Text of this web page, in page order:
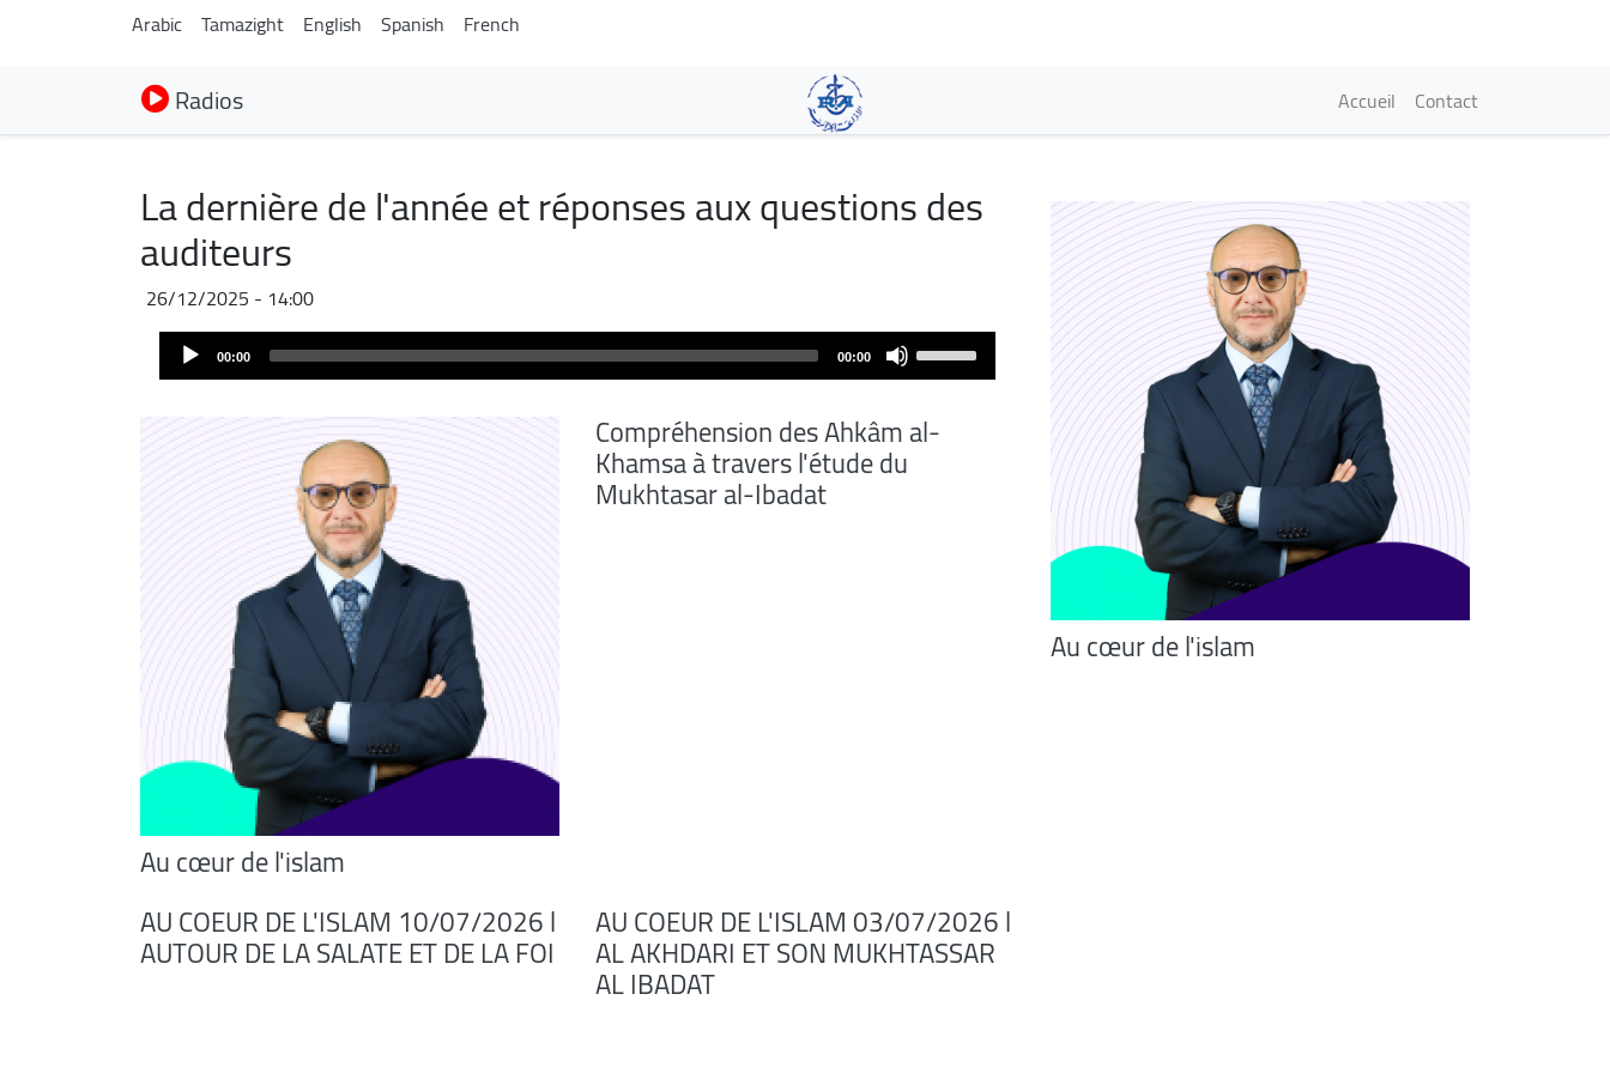
contenu
principal
Arabic Tamazight English Spanish French
Radios Navigation
Accueil Contact
La dernière de l'année et réponses aux questions des
auditeurs
26/12/2025 - 14:00
Audio
Player 00:00 00:00
keys
Au cœur de l'islam
Compréhension des Ahkâm al-
Khamsa à travers l'étude du
Mukhtasar al-Ibadat
AU COEUR DE L'ISLAM 10/07/2026 l
AUTOUR DE LA SALATE ET DE LA FOI
AU COEUR DE L'ISLAM 03/07/2026 l
AL AKHDARI ET SON MUKHTASSAR
AL IBADAT
Au cœur de l'islam